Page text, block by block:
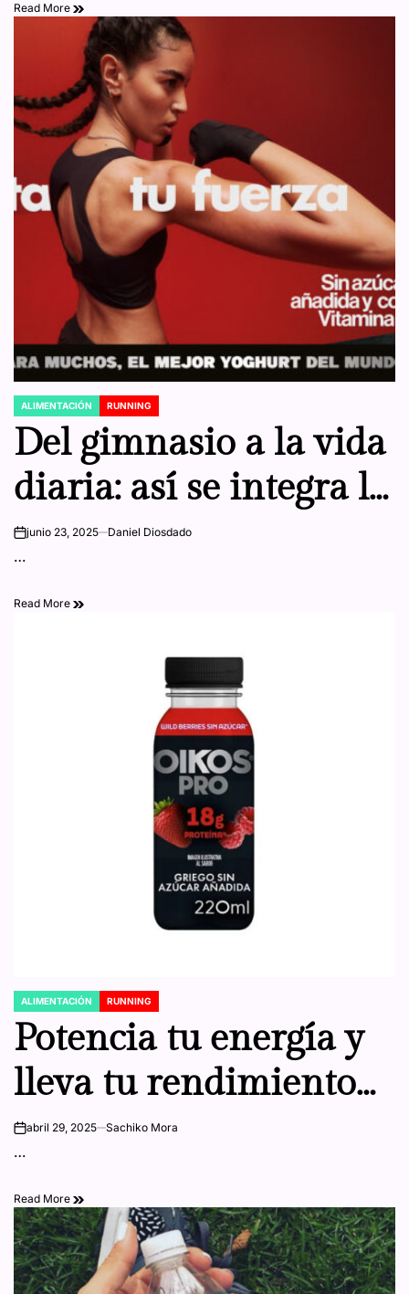
completa y bienestar
digestivo
Read More
POSTED
IN
ALIMENTACIÓN RUNNING
Del gimnasio a la vida
diaria: así se integra la
proteína en la rutina
onjunio 23, 2025 Daniel Diosdado
…
Read More
POSTED
IN
ALIMENTACIÓN RUNNING
Potencia tu energía y
lleva tu rendimiento
al siguiente nivel con
onabril 29, 2025 Sachiko Mora
…
Read More